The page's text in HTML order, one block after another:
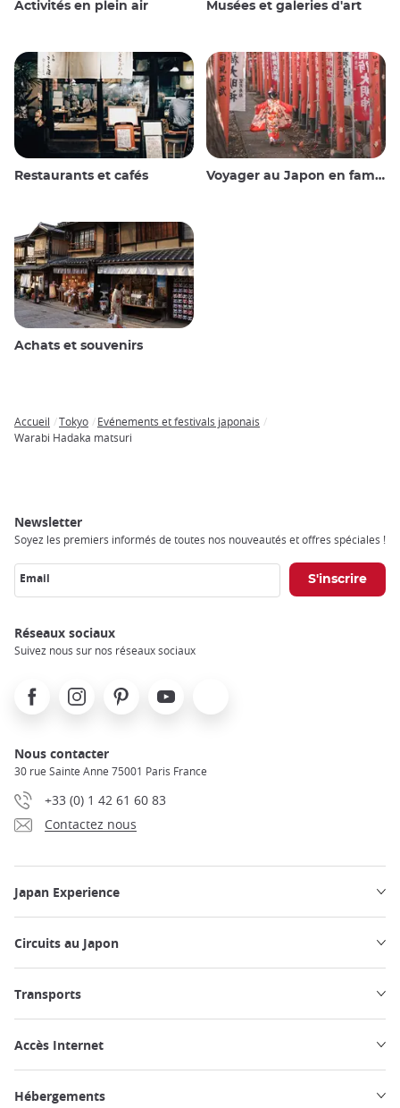
Activités en plein air Musées et galeries d'art
Restaurants et cafés Voyager au Japon en famille
Achats et souvenirs
Breadcrumb
Accueil Tokyo
Evénements et festivals japonais
Warabi Hadaka matsuri
Newsletter
Soyez les premiers informés de toutes nos nouveautés et offres spéciales !
Email
Réseaux sociaux
Suivez nous sur nos réseaux sociaux
FacebookInstagramPinterest Youtube
Nous contacter
30 rue Sainte Anne 75001 Paris France
+33 (0) 1 42 61 60 83
Contactez nous
Japan Experience
Circuits au Japon
Transports
Accès Internet
Hébergements